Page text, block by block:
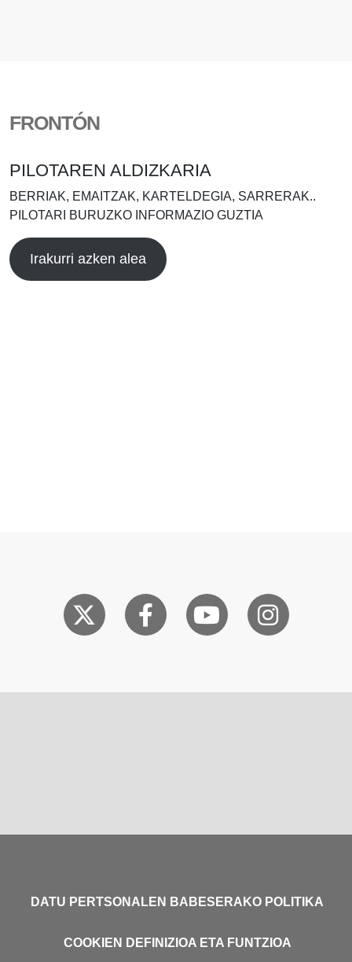
FRONTÓN
PILOTAREN ALDIZKARIA
BERRIAK, EMAITZAK, KARTELDEGIA, SARRERAK..
PILOTARI BURUZKO INFORMAZIO GUZTIA
Irakurri azken alea
DATU PERTSONALEN BABESERAKO POLITIKA
COOKIEN DEFINIZIOA ETA FUNTZIOA